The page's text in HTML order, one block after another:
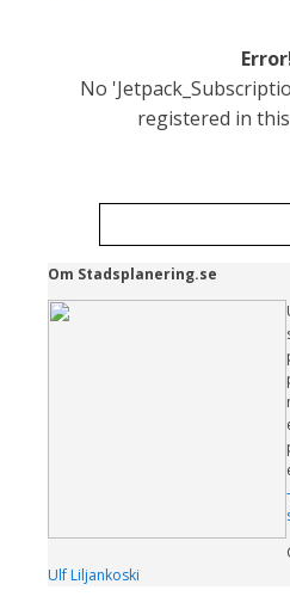
No
registered in
Om Stadsplanering.se
Ulf Liljankoski